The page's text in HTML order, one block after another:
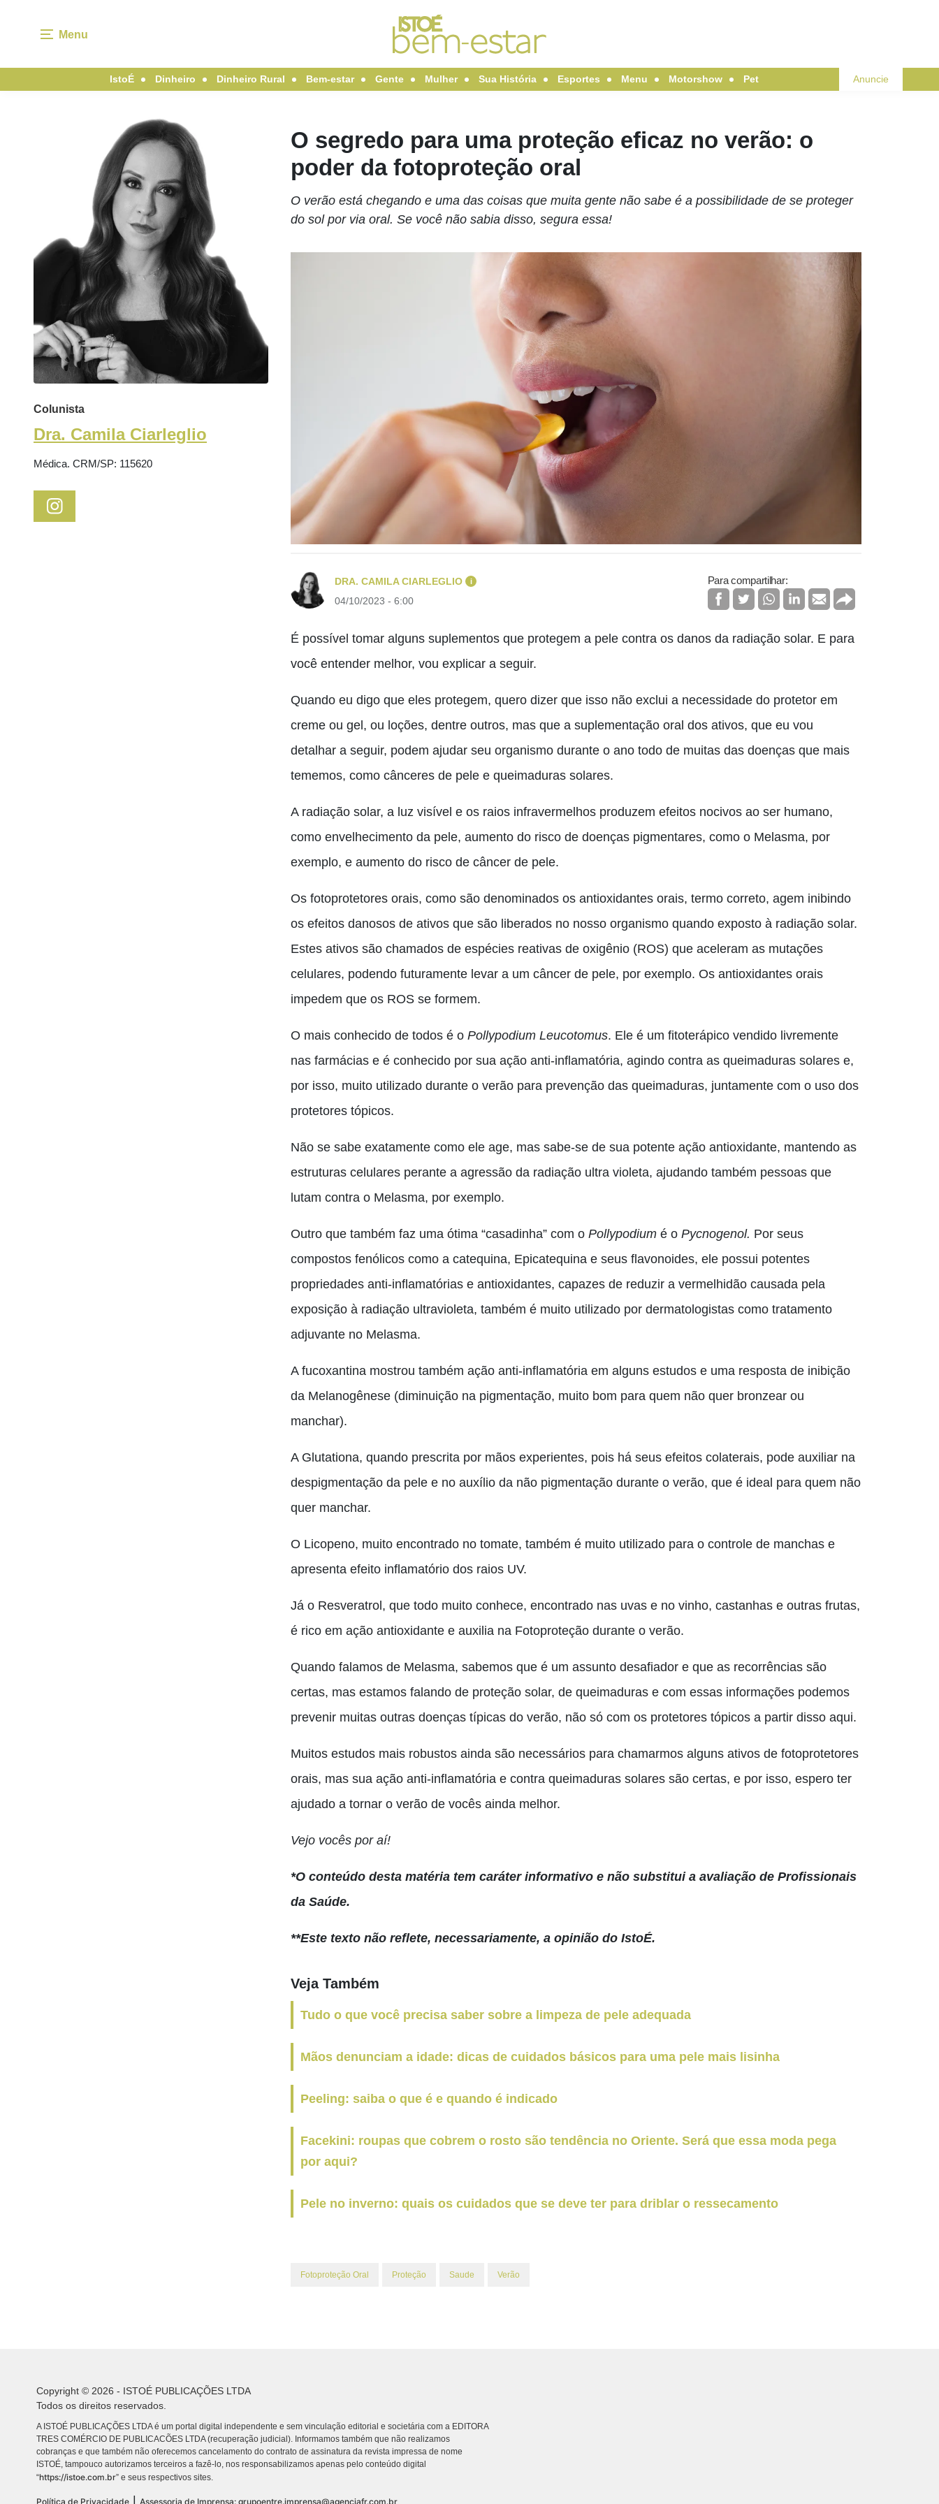
Menu
IstoÉ Dinheiro Dinheiro Rural Bem-estar Gente Mulher Sua História Esportes Menu Motorshow Pet Anuncie
Colunista
Dra. Camila Ciarleglio
Médica. CRM/SP: 115620
O segredo para uma proteção eficaz no verão: o
poder da fotoproteção oral
O verão está chegando e uma das coisas que muita gente não sabe é a possibilidade de se proteger
do sol por via oral. Se você não sabia disso, segura essa!
DRA. CAMILA CIARLEGLIO i
04/10/2023 - 6:00
Para compartilhar:
É possível tomar alguns suplementos que protegem a pele contra os danos da radiação solar. E para
você entender melhor, vou explicar a seguir.
Quando eu digo que eles protegem, quero dizer que isso não exclui a necessidade do protetor em
creme ou gel, ou loções, dentre outros, mas que a suplementação oral dos ativos, que eu vou
detalhar a seguir, podem ajudar seu organismo durante o ano todo de muitas das doenças que mais
tememos, como cânceres de pele e queimaduras solares.
A radiação solar, a luz visível e os raios infravermelhos produzem efeitos nocivos ao ser humano,
como envelhecimento da pele, aumento do risco de doenças pigmentares, como o Melasma, por
exemplo, e aumento do risco de câncer de pele.
Os fotoprotetores orais, como são denominados os antioxidantes orais, termo correto, agem inibindo
os efeitos danosos de ativos que são liberados no nosso organismo quando exposto à radiação solar.
Estes ativos são chamados de espécies reativas de oxigênio (ROS) que aceleram as mutações
celulares, podendo futuramente levar a um câncer de pele, por exemplo. Os antioxidantes orais
impedem que os ROS se formem.
O mais conhecido de todos é o Pollypodium Leucotomus. Ele é um fitoterápico vendido livremente
nas farmácias e é conhecido por sua ação anti-inflamatória, agindo contra as queimaduras solares e,
por isso, muito utilizado durante o verão para prevenção das queimaduras, juntamente com o uso dos
protetores tópicos.
Não se sabe exatamente como ele age, mas sabe-se de sua potente ação antioxidante, mantendo as
estruturas celulares perante a agressão da radiação ultra violeta, ajudando também pessoas que
lutam contra o Melasma, por exemplo.
Outro que também faz uma ótima “casadinha” com o Pollypodium é o Pycnogenol. Por seus
compostos fenólicos como a catequina, Epicatequina e seus flavonoides, ele possui potentes
propriedades anti-inflamatórias e antioxidantes, capazes de reduzir a vermelhidão causada pela
exposição à radiação ultravioleta, também é muito utilizado por dermatologistas como tratamento
adjuvante no Melasma.
A fucoxantina mostrou também ação anti-inflamatória em alguns estudos e uma resposta de inibição
da Melanogênese (diminuição na pigmentação, muito bom para quem não quer bronzear ou
manchar).
A Glutationa, quando prescrita por mãos experientes, pois há seus efeitos colaterais, pode auxiliar na
despigmentação da pele e no auxílio da não pigmentação durante o verão, que é ideal para quem não
quer manchar.
O Licopeno, muito encontrado no tomate, também é muito utilizado para o controle de manchas e
apresenta efeito inflamatório dos raios UV.
Já o Resveratrol, que todo muito conhece, encontrado nas uvas e no vinho, castanhas e outras frutas,
é rico em ação antioxidante e auxilia na Fotoproteção durante o verão.
Quando falamos de Melasma, sabemos que é um assunto desafiador e que as recorrências são
certas, mas estamos falando de proteção solar, de queimaduras e com essas informações podemos
prevenir muitas outras doenças típicas do verão, não só com os protetores tópicos a partir disso aqui.
Muitos estudos mais robustos ainda são necessários para chamarmos alguns ativos de fotoprotetores
orais, mas sua ação anti-inflamatória e contra queimaduras solares são certas, e por isso, espero ter
ajudado a tornar o verão de vocês ainda melhor.
Vejo vocês por aí!
*O conteúdo desta matéria tem caráter informativo e não substitui a avaliação de Profissionais
da Saúde.
**Este texto não reflete, necessariamente, a opinião do IstoÉ.
Veja Também
Tudo o que você precisa saber sobre a limpeza de pele adequada
Mãos denunciam a idade: dicas de cuidados básicos para uma pele mais lisinha
Peeling: saiba o que é e quando é indicado
Facekini: roupas que cobrem o rosto são tendência no Oriente. Será que essa moda pega
por aqui?
Pele no inverno: quais os cuidados que se deve ter para driblar o ressecamento
Fotoproteção Oral Proteção Saude Verão
Copyright © 2026 - ISTOÉ PUBLICAÇÕES LTDA
Todos os direitos reservados.
A ISTOÉ PUBLICAÇÕES LTDA é um portal digital independente e sem vinculação editorial e societária com a EDITORA
TRES COMÉRCIO DE PUBLICACÕES LTDA (recuperação judicial). Informamos também que não realizamos
cobranças e que também não oferecemos cancelamento do contrato de assinatura da revista impressa de nome
ISTOÉ, tampouco autorizamos terceiros a fazê-lo, nos responsabilizamos apenas pelo conteúdo digital
“https://istoe.com.br” e seus respectivos sites.
Política de Privacidade Assessoria de Imprensa: grupoentre.imprensa@agenciafr.com.br